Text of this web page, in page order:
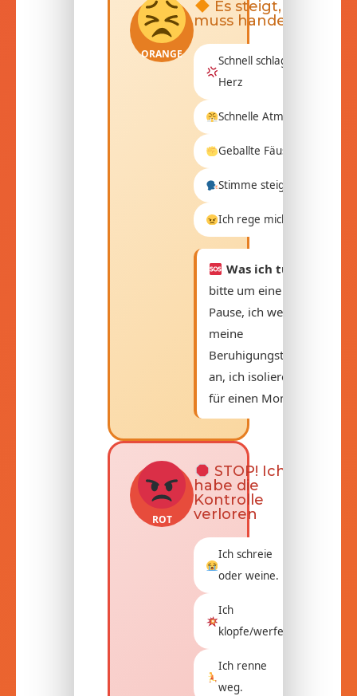
ORANGE
Es steigt, ich
muss handeln!
Schnell schlagendes
Herz
Schnelle Atmung
Geballte Fäuste
Stimme steigt auf
Ich rege mich auf.
Was ich tue:
bitte um eine
Pause, ich wende
meine
Beruhigungstechnik
an, ich isoliere mich
für einen Moment.
ROT
STOP! Ich
habe die
Kontrolle
verloren
Ich schreie
oder weine.
Ich
klopfe/werfe.
Ich renne
weg.